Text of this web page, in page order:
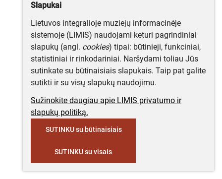
Slapukai
Lietuvos integralioje muziejų informacinėje
sistemoje (LIMIS) naudojami keturi pagrindiniai
slapukų (angl. cookies) tipai: būtinieji, funkciniai,
statistiniai ir rinkodariniai. Naršydami toliau Jūs
sutinkate su būtinaisiais slapukais. Taip pat galite
sutikti ir su visų slapukų naudojimu.
Sužinokite daugiau apie LIMIS privatumo ir
slapukų politiką.
SUTINKU su būtinaisiais
SUTINKU su visais